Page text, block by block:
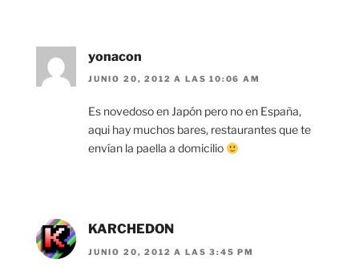
yonacon
JUNIO 20, 2012 A LAS 10:06 AM
Es novedoso en Japón pero no en España,
aqui hay muchos bares, restaurantes que te
envían la paella a domicilio
KARCHEDON
JUNIO 20, 2012 A LAS 3:45 PM